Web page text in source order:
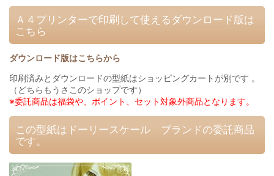
Ａ４プリンターで印刷して使えるダウンロード版は
こちら
ダウンロード版はこちらから
印刷済みとダウンロードの型紙はショッピングカートが別です 。
（どちらもうさこのショップです）
※委託商品は福袋や、ポイント、セット対象外商品となります。
この型紙はドーリースケール ブランドの委託商品
です。